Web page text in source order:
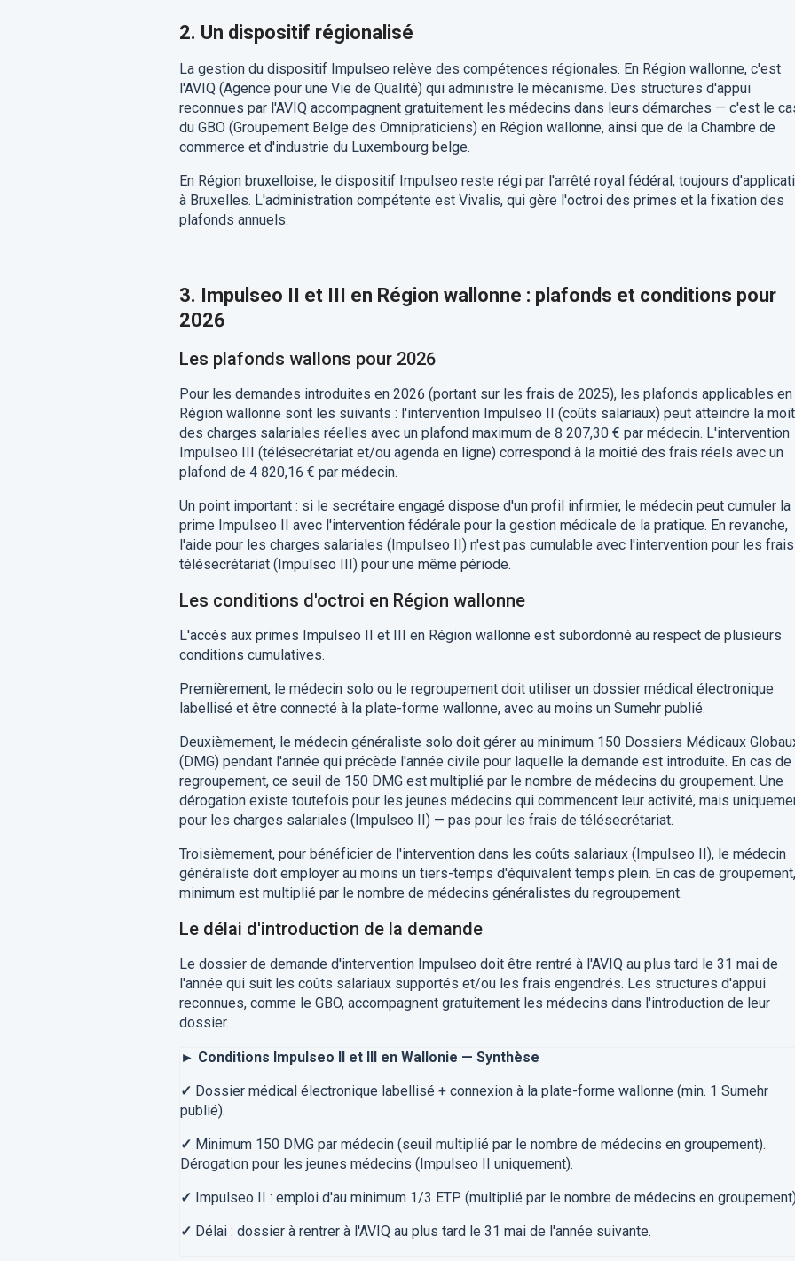
2. Un dispositif régionalisé
La gestion du dispositif Impulseo relève des compétences régionales. En Région wallonne, c'est
l'AVIQ (Agence pour une Vie de Qualité) qui administre le mécanisme. Des structures d'appui
reconnues par l'AVIQ accompagnent gratuitement les médecins dans leurs démarches — c'est le
du GBO (Groupement Belge des Omnipraticiens) en Région wallonne, ainsi que de la Chambre de
commerce et d'industrie du Luxembourg belge.
En Région bruxelloise, le dispositif Impulseo reste régi par l'arrêté royal fédéral, toujours
à Bruxelles. L'administration compétente est Vivalis, qui gère l'octroi des primes et la fixation des
plafonds annuels.
3. Impulseo II et III en Région wallonne : plafonds et conditions pour
2026
Les plafonds wallons pour 2026
Pour les demandes introduites en 2026 (portant sur les frais de 2025), les plafonds applicables en
Région wallonne sont les suivants : l'intervention Impulseo II (coûts salariaux) peut atteindre la
des charges salariales réelles avec un plafond maximum de 8 207,30 € par médecin. L'intervention
Impulseo III (télésecrétariat et/ou agenda en ligne) correspond à la moitié des frais réels avec un
plafond de 4 820,16 € par médecin.
Un point important : si le secrétaire engagé dispose d'un profil infirmier, le médecin peut cumuler la
prime Impulseo II avec l'intervention fédérale pour la gestion médicale de la pratique. En revanche,
l'aide pour les charges salariales (Impulseo II) n'est pas cumulable avec l'intervention pour les
télésecrétariat (Impulseo III) pour une même période.
Les conditions d'octroi en Région wallonne
L'accès aux primes Impulseo II et III en Région wallonne est subordonné au respect de plusieurs
conditions cumulatives.
Premièrement, le médecin solo ou le regroupement doit utiliser un dossier médical électronique
labellisé et être connecté à la plate-forme wallonne, avec au moins un Sumehr publié.
Deuxièmement, le médecin généraliste solo doit gérer au minimum 150 Dossiers Médicaux
(DMG) pendant l'année qui précède l'année civile pour laquelle la demande est introduite. En cas de
regroupement, ce seuil de 150 DMG est multiplié par le nombre de médecins du groupement. Une
dérogation existe toutefois pour les jeunes médecins qui commencent leur activité, mais
pour les charges salariales (Impulseo II) — pas pour les frais de télésecrétariat.
Troisièmement, pour bénéficier de l'intervention dans les coûts salariaux (Impulseo II), le médecin
généraliste doit employer au moins un tiers-temps d'équivalent temps plein. En cas de
minimum est multiplié par le nombre de médecins généralistes du regroupement.
Le délai d'introduction de la demande
Le dossier de demande d'intervention Impulseo doit être rentré à l'AVIQ au plus tard le 31 mai de
l'année qui suit les coûts salariaux supportés et/ou les frais engendrés. Les structures d'appui
reconnues, comme le GBO, accompagnent gratuitement les médecins dans l'introduction de leur
dossier.
► Conditions Impulseo II et III en Wallonie — Synthèse
✓ Dossier médical électronique labellisé + connexion à la plate-forme wallonne (min. 1 Sumehr
publié).
✓ Minimum 150 DMG par médecin (seuil multiplié par le nombre de médecins en groupement).
Dérogation pour les jeunes médecins (Impulseo II uniquement).
✓ Impulseo II : emploi d'au minimum 1/3 ETP (multiplié par le nombre de médecins en
✓ Délai : dossier à rentrer à l'AVIQ au plus tard le 31 mai de l'année suivante.